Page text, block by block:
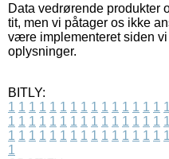
Data vedrørende produkter
tit, men vi påtager os ikke
være implementeret siden
oplysninger.
BITLY:
1 1 1 1 1 1 1 1 1 1 1 1 1 1 1 1
1 1 1 1 1 1 1 1 1 1 1 1 1 1 1 1
1 1 1 1 1 1 1 1 1 1 1 1 1 1 1 1
1